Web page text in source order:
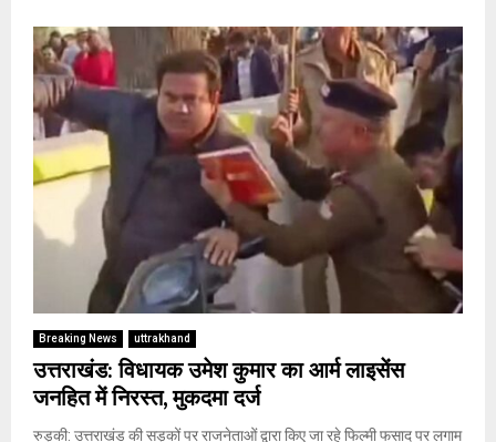
Breaking News uttrakhand
उत्तराखंड: विधायक उमेश कुमार का आर्म लाइसेंस
जनहित में निरस्त, मुकदमा दर्ज
रुड़की: उत्तराखंड की सड़कों पर राजनेताओं द्वारा किए जा रहे फिल्मी फसाद पर लगाम